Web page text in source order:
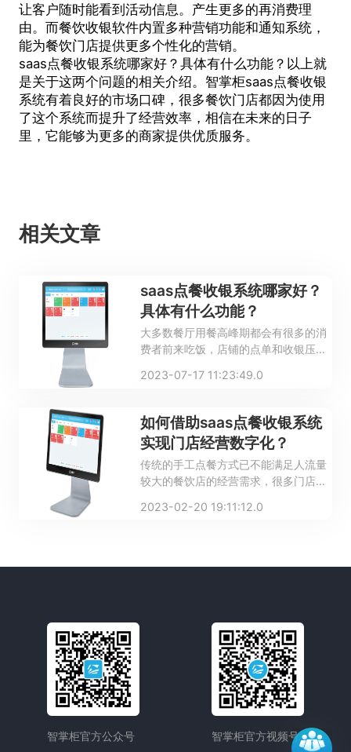
让客户随时能看到活动信息。产生更多的再消费理
由。而餐饮收银软件内置多种营销功能和通知系统，
能为餐饮门店提供更多个性化的营销。
saas点餐收银系统哪家好？具体有什么功能？以上就
是关于这两个问题的相关介绍。智掌柜saas点餐收银
系统有着良好的市场口碑，很多餐饮门店都因为使用
了这个系统而提升了经营效率，相信在未来的日子
里，它能够为更多的商家提供优质服务。
相关文章
saas点餐收银系统哪家好？
具体有什么功能？
大多数餐厅用餐高峰期都会有很多的消
费者前来吃饭，店铺的点单和收银压力
银，无法给消费者带来良好的用餐体
效率的提升。很多餐厅已经开始使用
saas点餐收银系统，那么saas点餐收银
系统哪家好？具体有什么功能？
2023-07-17 11:23:49.0
如何借助saas点餐收银系统
实现门店经营数字化？
传统的手工点餐方式已不能满足人流量
较大的餐饮店的经营需求，很多门店都
以实现客户扫码点餐，在线支付，减少
2023-02-20 19:11:12.0
智掌柜官方公众号 智掌柜官方视频号